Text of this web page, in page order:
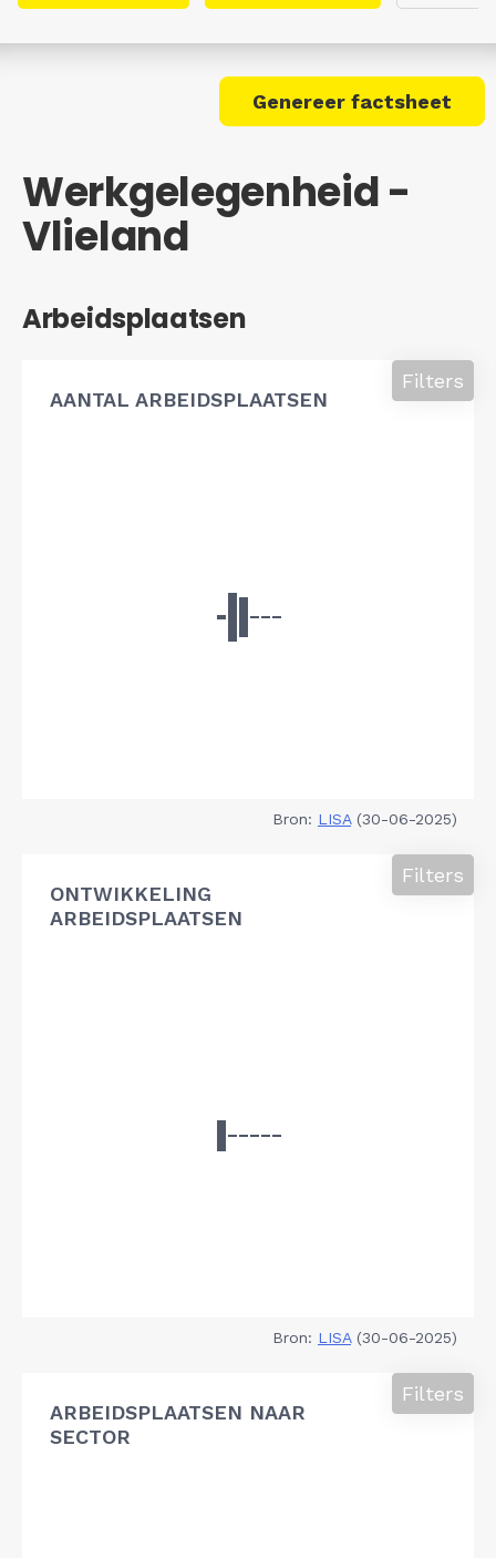
Genereer factsheet
Werkgelegenheid -
Vlieland
Arbeidsplaatsen
AANTAL ARBEIDSPLAATSEN
Filters
Bron: LISA(30-06-2025)
ONTWIKKELING
ARBEIDSPLAATSEN
Filters
Bron: LISA(30-06-2025)
ARBEIDSPLAATSEN NAAR
SECTOR
Filters